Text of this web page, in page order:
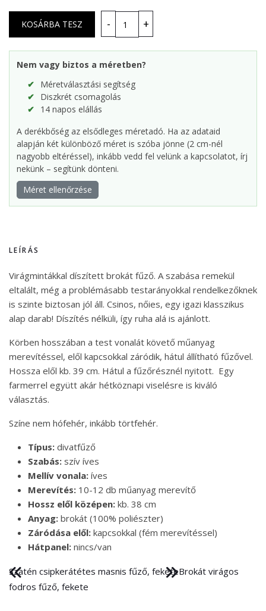
Nem vagy biztos a méretben?
Méretválasztási segítség
Diszkrét csomagolás
14 napos elállás
A derékbőség az elsődleges méretadó. Ha az adataid
alapján két különböző méret is szóba jönne (2 cm-nél
nagyobb eltéréssel), inkább vedd fel velünk a kapcsolatot, írj
nekünk – segítünk dönteni.
Méret ellenőrzése
LEÍRÁS
Virágmintákkal díszített brokát fűző. A szabása remekül
eltalált, még a problémásabb testarányokkal rendelkezőknek
is szinte biztosan jól áll. Csinos, nőies, egy igazi klasszikus
alap darab! Díszítés nélküli, így ruha alá is ajánlott.
Körben hosszában a test vonalát követő műanyag
merevítéssel, elől kapcsokkal záródik, hátul állítható fűzővel.
Hossza elől kb. 39 cm. Hátul a fűzőrésznél nyitott. Egy
farmerrel együtt akár hétköznapi viselésre is kiváló
választás.
Színe nem hófehér, inkább törtfehér.
Típus: divatfűző
Szabás: szív íves
Mellív vonala: íves
Merevítés: 10-12 db műanyag merevítő
Hossz elől középen: kb. 38 cm
Anyag: brokát (100% poliészter)
Záródása elől: kapcsokkal (fém merevítéssel)
Hátpanel: nincs/van
Szatén csipkerátétes masnis fűző, feketeBrokát virágos
fodros fűző, fekete